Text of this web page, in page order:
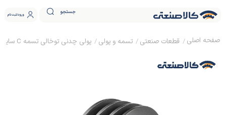
جستجو ورود ثبت نام
قطعات صنعتی تسمه و پولی پولی چدنی توخالی تسمه C سایز 35 ساده (بدون نافی)